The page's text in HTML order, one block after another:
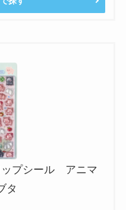
ップシール アニマ
タ